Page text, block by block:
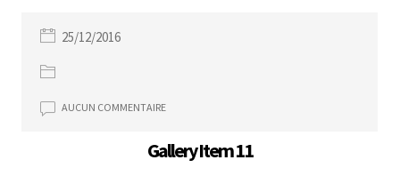
25/12/2016
AUCUN COMMENTAIRE
Gallery Item 11